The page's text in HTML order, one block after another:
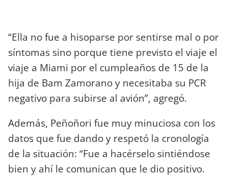
“Ella no fue a hisoparse por sentirse mal o por
síntomas sino porque tiene previsto el viaje el
viaje a Miami por el cumpleaños de 15 de la
hija de Bam Zamorano y necesitaba su PCR
negativo para subirse al avión”, agregó.
Además, Peñoñori fue muy minuciosa con los
datos que fue dando y respetó la cronología
de la situación: “Fue a hacérselo sintiéndose
bien y ahí le comunican que le dio positivo.